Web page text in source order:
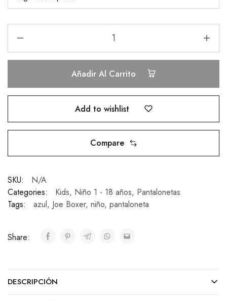
Añadir Al Carrito
Add to wishlist
Compare
SKU:
N/A
Categories:
Kids, Niño 1 - 18 años, Pantalonetas
Tags:
azul, Joe Boxer, niño, pantaloneta
Share:
DESCRIPCIÓN